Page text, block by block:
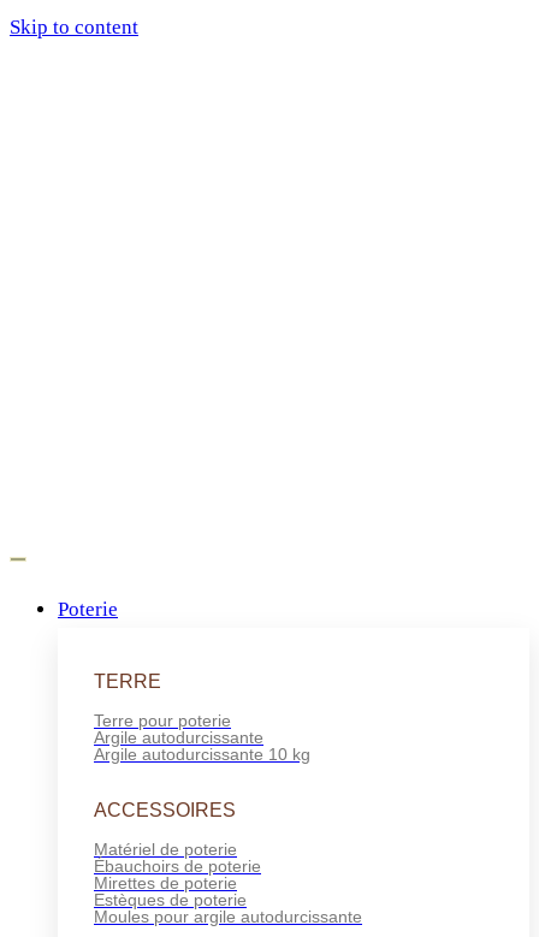
Skip to content
Poterie
TERRE
Terre pour poterie
Argile autodurcissante
Argile autodurcissante 10 kg
ACCESSOIRES
Matériel de poterie
Ébauchoirs de poterie
Mirettes de poterie
Estèques de poterie
Moules pour argile autodurcissante